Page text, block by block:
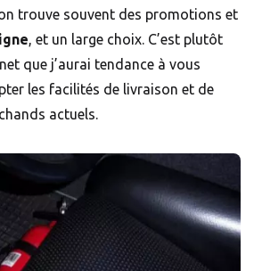
trouve souvent des promotions et
, et un large choix. C’est plutôt
que j’aurai tendance à vous
les facilités de livraison et de
actuels.